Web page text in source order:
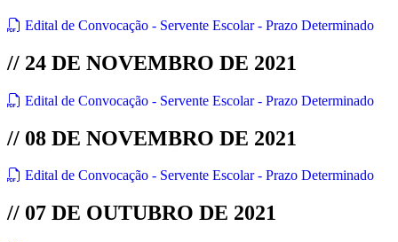
Edital de Convocação - Servente Escolar - Prazo Determinado
// 24 DE NOVEMBRO DE 2021
Edital de Convocação - Servente Escolar - Prazo Determinado
// 08 DE NOVEMBRO DE 2021
Edital de Convocação - Servente Escolar - Prazo Determinado
// 07 DE OUTUBRO DE 2021